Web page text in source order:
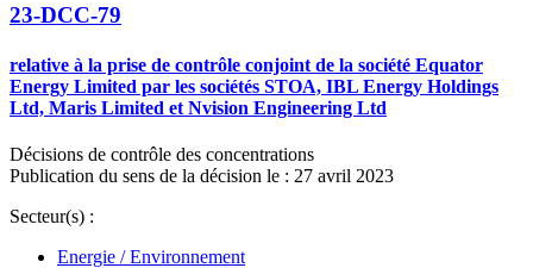
23-DCC-79
relative à la prise de contrôle conjoint de la société Equator
Energy Limited par les sociétés STOA, IBL Energy Holdings
Ltd, Maris Limited et Nvision Engineering Ltd
Décisions de contrôle des concentrations
Publication du sens de la décision le : 27 avril 2023
Secteur(s) :
Energie / Environnement